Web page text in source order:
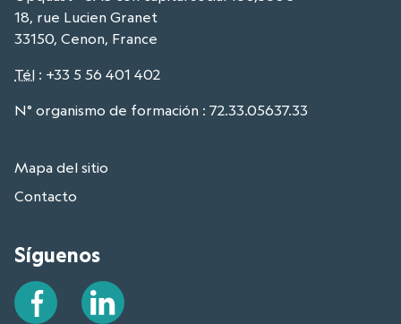
18, rue Lucien Granet
33150, Cenon, France
Tél : +33 5 56 401 402
N° organismo de formación : 72.33.05637.33
Mapa del sitio
Contacto
Síguenos
Facebook